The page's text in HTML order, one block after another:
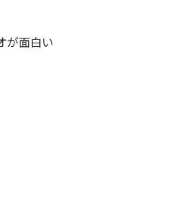
が面白い